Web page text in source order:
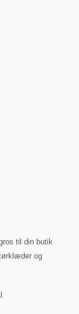
til din butik
og